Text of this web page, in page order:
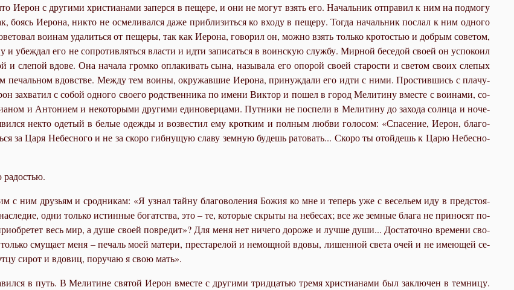
Иерон с дру­ги­ми хри­сти­а­на­ми за­пер­ся в пе­ще­ре, и они не мо­гут взять его. На­чаль­ник от­пра­вил к ним на под­мо­гу
бо­ясь Иеро­на, ни­кто не осме­ли­вал­ся да­же при­бли­зить­ся ко вхо­ду в пе­ще­ру. То­гда на­чаль­ник по­слал к ним од­но­го
во­и­нам уда­лить­ся от пе­ще­ры, так как Иеро­на, го­во­рил он, мож­но взять толь­ко кро­то­стью и доб­рым со­ве­том,
убеж­дал его не со­про­тив­лять­ся вла­сти и ид­ти за­пи­сать­ся в во­ин­скую служ­бу. Мир­ной бе­се­дой сво­ей он успо­ко­ил
сле­пой вдо­ве. Она на­ча­ла гром­ко опла­ки­вать сы­на, на­зы­ва­ла его опо­рой сво­ей ста­ро­сти и све­том сво­их сле­пых
пе­чаль­ном вдов­стве. Меж­ду тем во­и­ны, окру­жав­шие Иеро­на, при­нуж­да­ли его ид­ти с ни­ми. Про­стив­шись с пла­чу­
за­хва­тил с со­бой од­но­го сво­е­го род­ствен­ни­ка по име­ни Вик­тор и по­шел в го­род Ме­ли­ти­ну вме­сте с во­и­на­ми, со­
и Ан­то­ни­ем и неко­то­ры­ми дру­ги­ми еди­но­вер­ца­ми. Пут­ни­ки не по­спе­ли в Ме­ли­ти­ну до за­хо­да солн­ца и но­че­
некто оде­тый в бе­лые одеж­ды и воз­ве­стил ему крот­ким и пол­ным люб­ви го­ло­сом: «Спа­се­ние, Иерон, бла­го­
за Ца­ря Небес­но­го и не за ско­ро гиб­ну­щую сла­ву зем­ную бу­дешь ра­то­вать... Ско­ро ты отой­дешь к Ца­рю Небес­но­
с ним дру­зьям и срод­ни­кам: «Я узнал тай­ну бла­го­во­ле­ния Бо­жия ко мне и те­перь уже с ве­се­льем иду в пред­сто­я­
од­ни толь­ко ис­тин­ные бо­гат­ства, это – те, ко­то­рые скры­ты на небе­сах; все же зем­ные бла­га не при­но­сят по­
весь мир, а ду­ше сво­ей по­вре­дит»? Для ме­ня нет ни­че­го до­ро­же и луч­ше ду­ши... До­ста­точ­но вре­ме­ни сво­
сму­ща­ет ме­ня – пе­чаль мо­ей ма­те­ри, пре­ста­ре­лой и немощ­ной вдо­вы, ли­шен­ной све­та очей и не име­ю­щей се­
си­рот и вдо­виц, по­ру­чаю я свою мать».
в путь. В Ме­ли­тине свя­той Иерон вме­сте с дру­ги­ми трид­ца­тью тре­мя хри­сти­а­на­ми был за­клю­чен в тем­ни­цу.